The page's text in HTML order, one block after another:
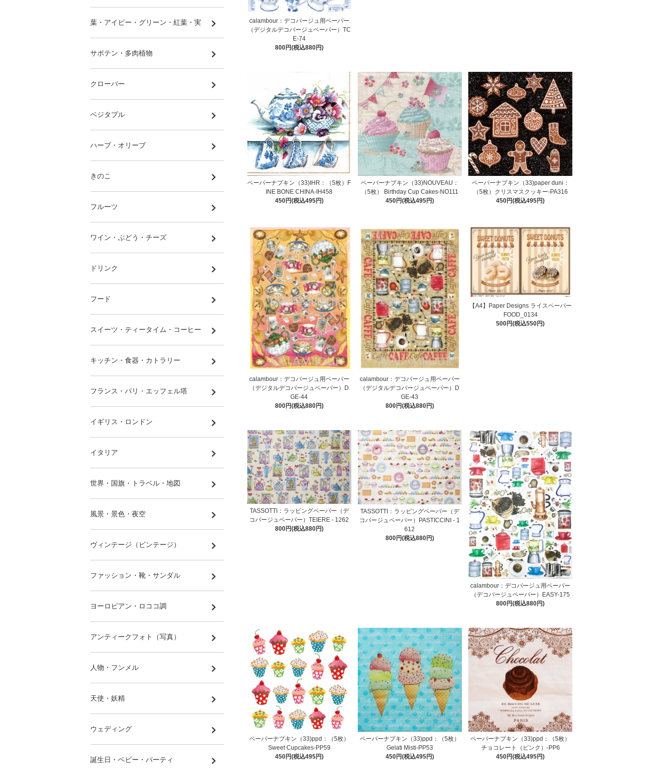
calambour：デコパージュ用ペーパー
（デジタルデコパージュペーパー）TC
E-74
800円(税込880円)
ペーパーナプキン（33)IHR：（5枚）F
INE BONE CHINA-IH458
450円(税込495円)
ペーパーナプキン（33)NOUVEAU：
（5枚） Birthday Cup Cakes-NO111
450円(税込495円)
ペーパーナプキン（33)paper duni：
（5枚）クリスマスクッキー-PA316
450円(税込495円)
calambour：デコパージュ用ペーパー
（デジタルデコパージュペーパー）D
GE-44
800円(税込880円)
calambour：デコパージュ用ペーパー
（デジタルデコパージュペーパー）D
GE-43
800円(税込880円)
【A4】Paper Designs ライスペーパー
FOOD_0134
500円(税込550円)
TASSOTTI：ラッピングペーパー（デ
コパージュペーパー）TEIERE - 1262
800円(税込880円)
TASSOTTI：ラッピングペーパー（デ
コパージュペーパー）PASTICCINI - 1
612
800円(税込880円)
calambour：デコパージュ用ペーパー
（デコパージュペーパー）EASY-175
800円(税込880円)
ペーパーナプキン（33)ppd：（5枚）
Sweet Cupcakes-PP59
450円(税込495円)
ペーパーナプキン（33)ppd：（5枚）
Gelati Misti-PP53
450円(税込495円)
ペーパーナプキン（33)ppd：（5枚）
チョコレート（ピンク）-PP6
450円(税込495円)
葉・アイビー・グリーン・紅葉・実
サボテン・多肉植物
クローバー
ベジタブル
ハーブ・オリーブ
きのこ
フルーツ
ワイン・ぶどう・チーズ
ドリンク
フード
スイーツ・ティータイム・コーヒー
キッチン・食器・カトラリー
フランス・パリ・エッフェル塔
イギリス・ロンドン
イタリア
世界・国旗・トラベル・地図
風景・景色・夜空
ヴィンテージ（ビンテージ）
ファッション・靴・サンダル
ヨーロピアン・ロココ調
アンティークフォト（写真）
人物・フンメル
天使・妖精
ウェディング
誕生日・ベビー・パーティ